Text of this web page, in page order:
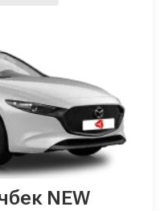
NEW